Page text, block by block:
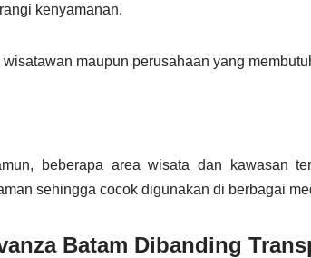
kenyamanan.
maupun perusahaan yang
beberapa area wisata dan kawasan
sehingga cocok digunakan di berbagai
Batam Dibanding